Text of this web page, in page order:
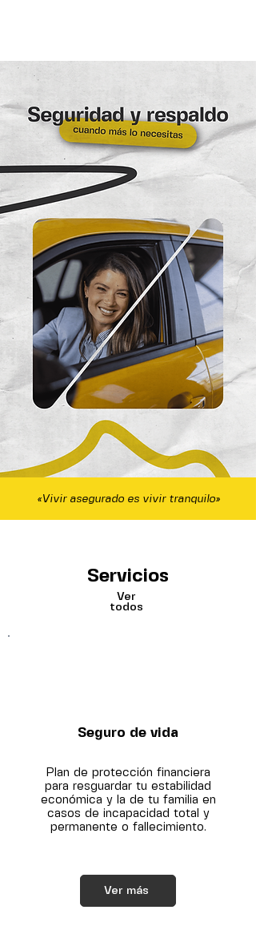
«Vivir asegurado es vivir tranquilo»
Servicios
Ver
todos
Seguro de vida
Plan de protección financiera
para resguardar tu estabilidad
económica y la de tu familia en
casos de incapacidad total y
permanente o fallecimiento.
Ver más